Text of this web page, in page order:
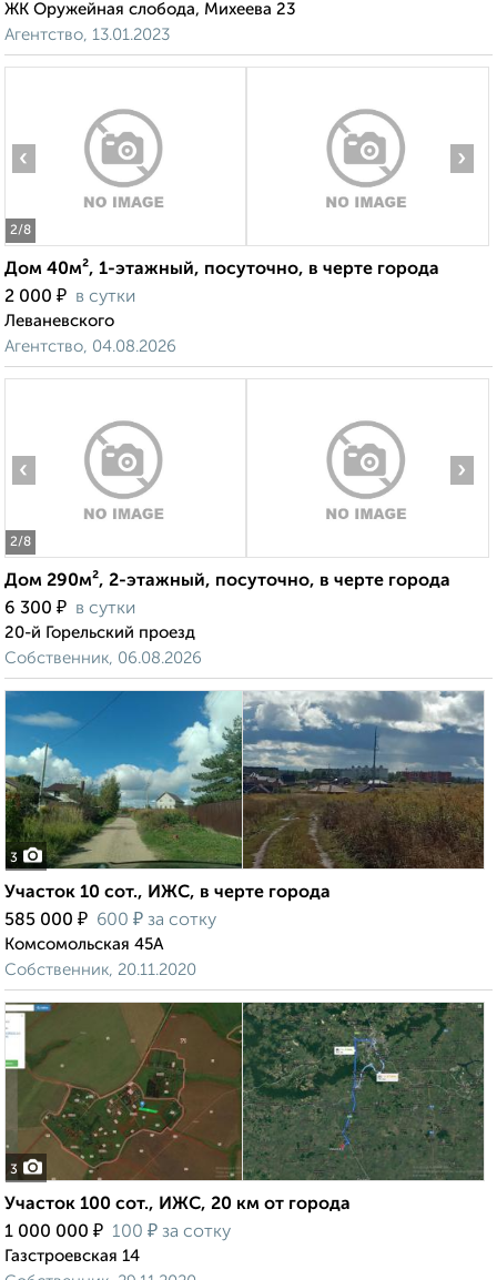
ЖК Оружейная слобода, Михеева 23
Агентство, 13.01.2023
2/8
‹ ›
Дом 40м², 1-этажный, посуточно, в черте города
2 000 ₽ в сутки
Леваневского
Агентство, 04.08.2026
2/8
‹ ›
Дом 290м², 2-этажный, посуточно, в черте города
6 300 ₽ в сутки
20-й Горельский проезд
Собственник, 06.08.2026
3
Участок 10 сот., ИЖС, в черте города
585 000 ₽ 600 ₽ за сотку
Комсомольская 45А
Собственник, 20.11.2020
3
Участок 100 сот., ИЖС, 20 км от города
1 000 000 ₽ 100 ₽ за сотку
Газстроевская 14